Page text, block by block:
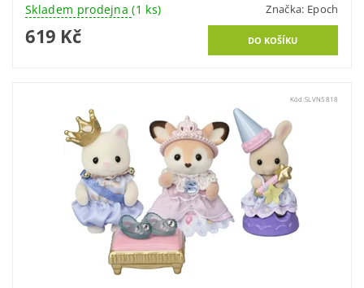
Skladem prodejna(1 ks) Značka: Epoch
619 Kč
Kód: SLVN5818